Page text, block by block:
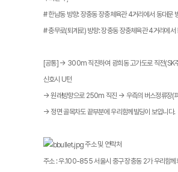
# 한남동 방향: 장충동 장충체육관 4거리에서 동대문
# 충무로(퇴계로) 방향: 장충동 장충체육관 4거리에서
[공통] → 300m 직진하여 광희동 고가도로 직전(SK
신호시 U턴
→ 원래방향으로 250m 직진 → 우측의 버스정류장(
→ 정면 골목차도 끝부분에 우리함께빌딩이 보입니다.
주소 및 연락처
주소 : 우.100-855 서울시 중구 장충동 2가 우리함께